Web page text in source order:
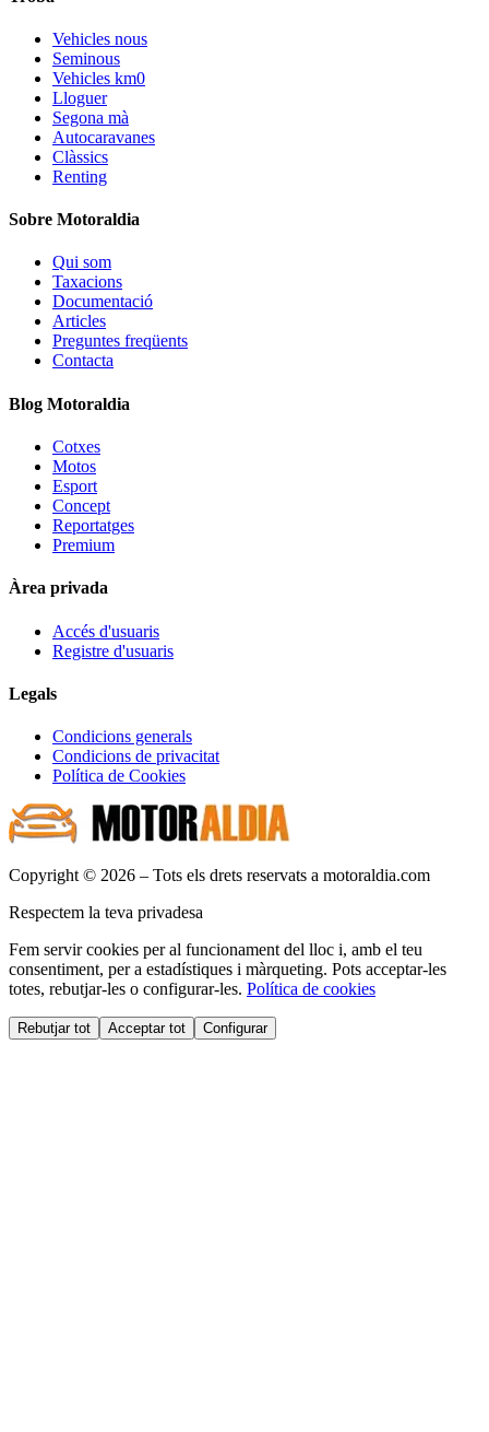
Vehicles nous
Seminous
Vehicles km0
Lloguer
Segona mà
Autocaravanes
Clàssics
Renting
Sobre Motoraldia
Qui som
Taxacions
Documentació
Articles
Preguntes freqüents
Contacta
Blog Motoraldia
Cotxes
Motos
Esport
Concept
Reportatges
Premium
Àrea privada
Accés d'usuaris
Registre d'usuaris
Legals
Condicions generals
Condicions de privacitat
Política de Cookies
Copyright © 2026 – Tots els drets reservats a motoraldia.com
Respectem la teva privadesa
Fem servir cookies per al funcionament del lloc i, amb el teu
consentiment, per a estadístiques i màrqueting. Pots acceptar-les
totes, rebutjar-les o configurar-les. Política de cookies
Rebutjar tot Acceptar tot Configurar